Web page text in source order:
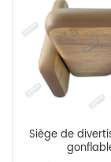
Siège de